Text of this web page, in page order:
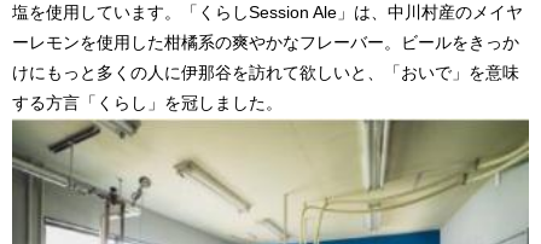
塩を使用しています。「くらしSession Ale」は、中川村産のメイヤ
ーレモンを使用した柑橘系の爽やかなフレーバー。ビールをきっか
けにもっと多くの人に伊那谷を訪れて欲しいと、「おいで」を意味
する方言「くらし」を冠しました。